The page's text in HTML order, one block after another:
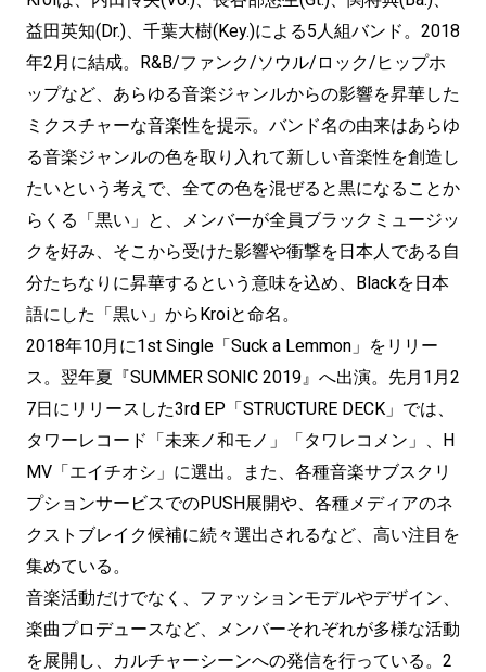
益⽥英知(Dr.)、千葉⼤樹(Key.)による5人組バンド。2018
年2⽉に結成。R&B/ファンク/ソウル/ロック/ヒップホ
ップなど、あらゆる音楽ジャンルからの影響を昇華した
ミクスチャーな音楽性を提⽰。バンド名の由来はあらゆ
る音楽ジャンルの色を取り入れて新しい音楽性を創造し
たいという考えで、全ての色を混ぜると黒になることか
らくる「黒い」と、メンバーが全員ブラックミュージッ
クを好み、そこから受けた影響や衝撃を⽇本人である⾃
分たちなりに昇華するという意味を込め、Blackを⽇本
語にした「黒い」からKroiと命名。
2018年10⽉に1st Single「Suck a Lemmon」をリリー
ス。翌年夏『SUMMER SONIC 2019』へ出演。先月1月2
7日にリリースした3rd EP「STRUCTURE DECK」では、
タワーレコード「未来ノ和モノ」「タワレコメン」、H
MV「エイチオシ」に選出。また、各種音楽サブスクリ
プションサービスでのPUSH展開や、各種メディアのネ
クストブレイク候補に続々選出されるなど、高い注目を
集めている。
音楽活動だけでなく、ファッションモデルやデザイン、
楽曲プロデュースなど、メンバーそれぞれが多様な活動
を展開し、カルチャーシーンへの発信を⾏っている。2